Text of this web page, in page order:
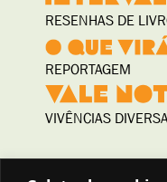
RESENHAS DE
REPORTAGEM
VIVÊNCIAS